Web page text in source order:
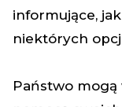
informujące,
niektórych
Państwo mogą